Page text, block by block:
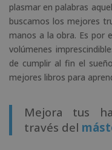
plasmar en palabras
buscamos los mejores
manos a la obra. Es por
volúmenes
de cumplir al fin el
mejores libros para
Mejora tus
través del